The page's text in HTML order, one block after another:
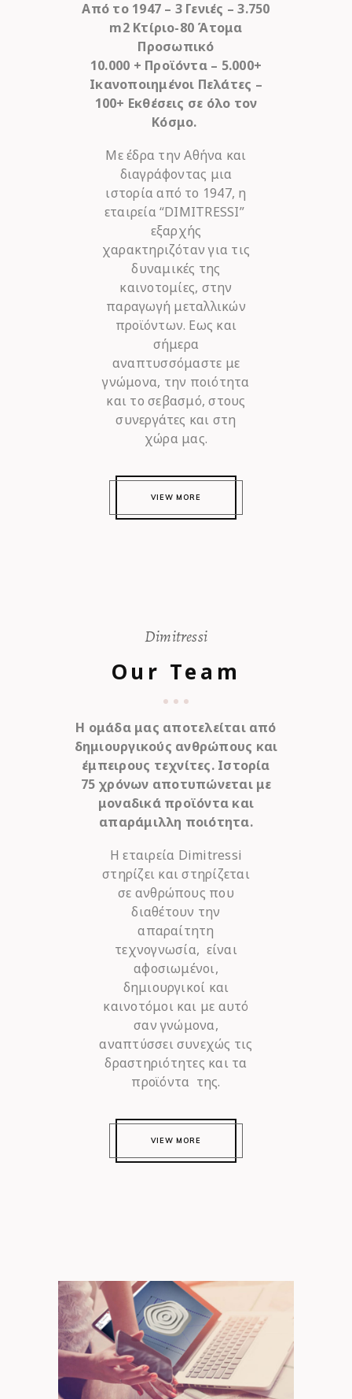
Από το 1947 – 3 Γενιές – 3.750
m2 Κτίριο-80 Άτομα
Προσωπικό
10.000 + Προϊόντα – 5.000+
Ικανοποιημένοι Πελάτες –
100+ Εκθέσεις σε όλο τον
Κόσμο.
Με έδρα την Αθήνα και
διαγράφοντας μια
ιστορία από το 1947, η
εταιρεία “DIMITRESSI”
εξαρχής
χαρακτηριζόταν για τις
δυναμικές της
καινοτομίες, στην
παραγωγή μεταλλικών
προϊόντων. Εως και
σήμερα
αναπτυσσόμαστε με
γνώμονα, την ποιότητα
και το σεβασμό, στους
συνεργάτες και στη
χώρα μας.
VIEW MORE
Dimitressi
Our Team
Η ομάδα μας αποτελείται από
δημιουργικούς ανθρώπους και
έμπειρους τεχνίτες. Ιστορία
75 χρόνων αποτυπώνεται με
μοναδικά προϊόντα και
απαράμιλλη ποιότητα.
Η εταιρεία Dimitressi
στηρίζει και στηρίζεται
σε ανθρώπους που
διαθέτουν την
απαραίτητη
τεχνογνωσία, είναι
αφοσιωμένοι,
δημιουργικοί και
καινοτόμοι και με αυτό
σαν γνώμονα,
αναπτύσσει συνεχώς τις
δραστηριότητες και τα
προϊόντα της.
VIEW MORE